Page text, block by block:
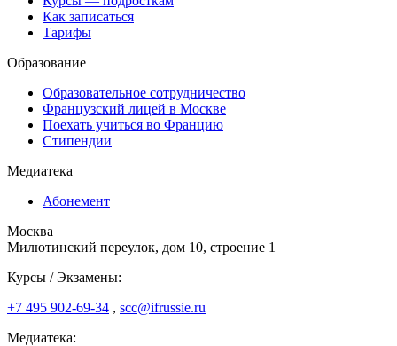
Как записаться
Тарифы
Образование
Образовательное сотрудничество
Французский лицей в Москве
Поехать учиться во Францию
Стипендии
Медиатека
Абонемент
Москва
Милютинский переулок, дом 10, строение 1
Курсы / Экзамены:
+7 495 902-69-34 , scc@ifrussie.ru
Медиатека: